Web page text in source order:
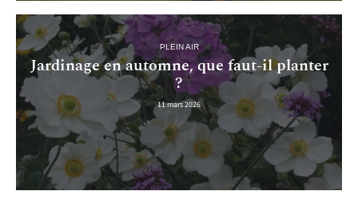
PLEIN AIR
Jardinage en automne, que faut-il planter
?
11 mars 2026